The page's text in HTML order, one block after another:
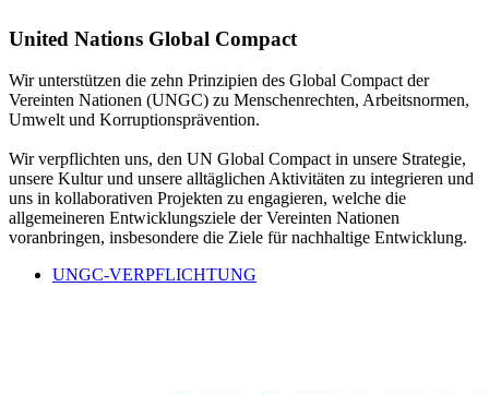
United Nations Global Compact
Wir unterstützen die zehn Prinzipien des Global Compact der
Vereinten Nationen (UNGC) zu Menschenrechten, Arbeitsnormen,
Umwelt und Korruptionsprävention.
Wir verpflichten uns, den UN Global Compact in unsere Strategie,
unsere Kultur und unsere alltäglichen Aktivitäten zu integrieren und
uns in kollaborativen Projekten zu engagieren, welche die
allgemeineren Entwicklungsziele der Vereinten Nationen
voranbringen, insbesondere die Ziele für nachhaltige Entwicklung.
UNGC-VERPFLICHTUNG